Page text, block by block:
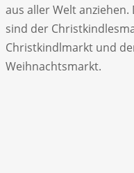
aus aller Welt
sind der
Christkindlmarkt und
Weihnachtsmarkt.